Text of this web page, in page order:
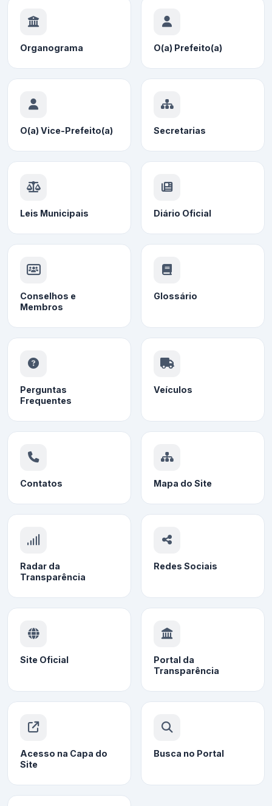
Organograma O(a) Prefeito(a)
O(a) Vice-Prefeito(a) Secretarias
Leis Municipais Diário Oficial
Conselhos e
Membros
Glossário
Perguntas
Frequentes
Veículos
Contatos Mapa do Site
Radar da
Transparência
Redes Sociais
Site Oficial
Portal da
Transparência
Acesso na Capa do
Site
Busca no Portal